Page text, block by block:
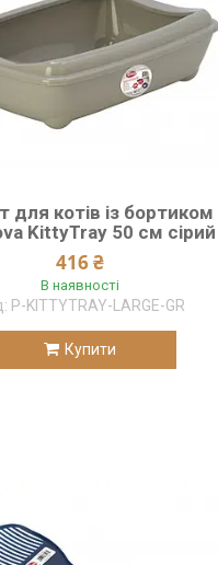
для котів із бортиком
KittyTray 50 см сірий
416 ₴
В наявності
P-KITTYTRAY-LARGE-GR
Купити